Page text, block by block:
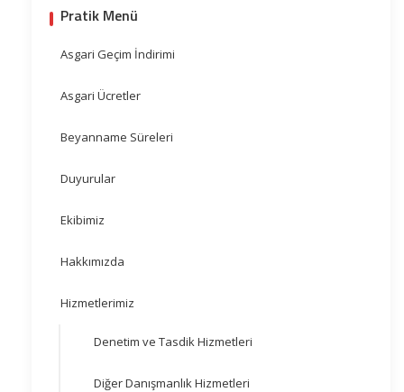
Pratik Menü
Asgari Geçim İndirimi
Asgari Ücretler
Beyanname Süreleri
Duyurular
Ekibimiz
Hakkımızda
Hizmetlerimiz
Denetim ve Tasdik Hizmetleri
Diğer Danışmanlık Hizmetleri